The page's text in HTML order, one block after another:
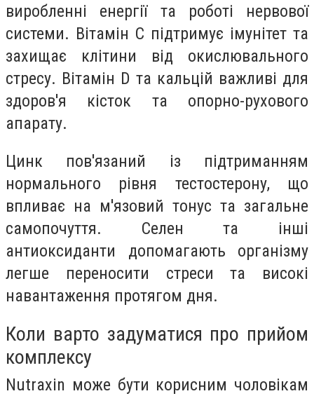
виробленні енергії та роботі нервової
системи. Вітамін C підтримує імунітет та
захищає клітини від окислювального
стресу. Вітамін D та кальцій важливі для
здоров'я кісток та опорно-рухового
апарату.
Цинк пов'язаний із підтриманням
нормального рівня тестостерону, що
впливає на м'язовий тонус та загальне
самопочуття. Селен та інші
антиоксиданти допомагають організму
легше переносити стреси та високі
навантаження протягом дня.
Коли варто задуматися про прийом
комплексу
Nutraxin може бути корисним чоловікам